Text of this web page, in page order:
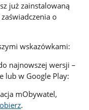
już zainstalowaną
o
wskazówkami:
najnowszej wersji –
lub w Google Play:
mObywatel,
.